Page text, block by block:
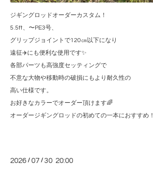
ジギングロッドオーダーカスタム！
5.5ft、〜PE3号、
グリップジョイントで120㎝以下になり
遠征✈️にも便利な使用です✨
各部パーツも高強度セッティングで
不意な大物や移動時の破損にもより耐久性の
高い仕様です。
お好きなカラーでオーダー頂けます🌈
オーダージギングロッドの初めての一本におすすめ！
2026 /07 /30 20:00